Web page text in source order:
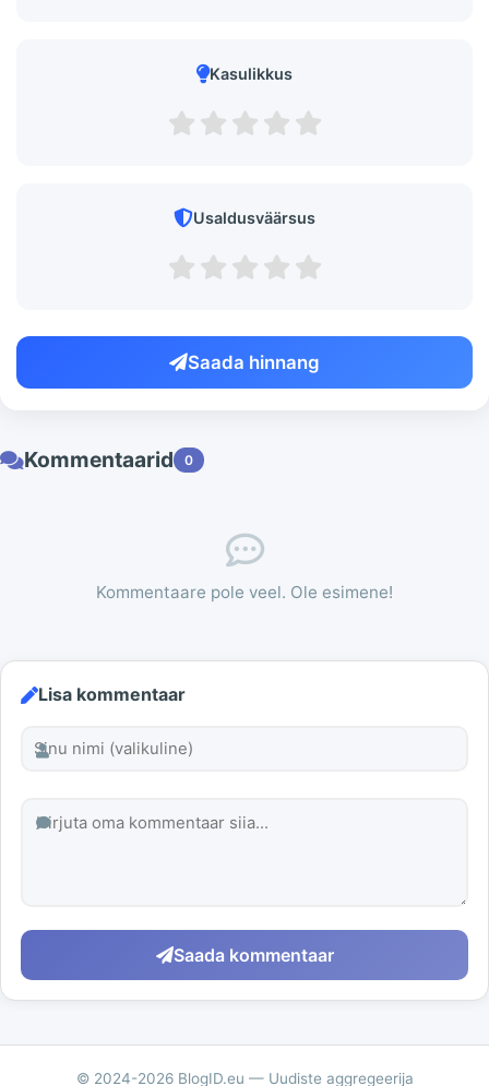
Kasulikkus
Usaldusväärsus
Saada hinnang
Kommentaarid 0
Kommentaare pole veel. Ole esimene!
Lisa kommentaar
Saada kommentaar
© 2024-2026 BlogID.eu — Uudiste aggregeerija